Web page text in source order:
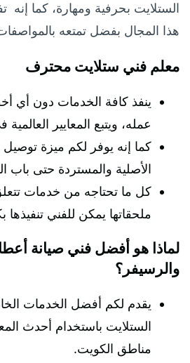
الستلايت بحرفية ومهارة، كما
هذا المجال بفضل تمتعه بالمواصفات
معلم فني ستلايت محترف
ينفذ كافة الخدمات دون أي
عمله، ويتبع المعايير العالمية
كما إنه يوفر لكم ميزة توصيل
الأصلية والمستردة حتى باب
كل ما تحتاجه من خدمات
ملحقاتها يمكن للفني
لماذا هو أفضل فني صيانة
والرسيفر؟
يقدم لكم أفضل الخدمات
الستلايت باستخدام أحدث
مناطق الكويت.